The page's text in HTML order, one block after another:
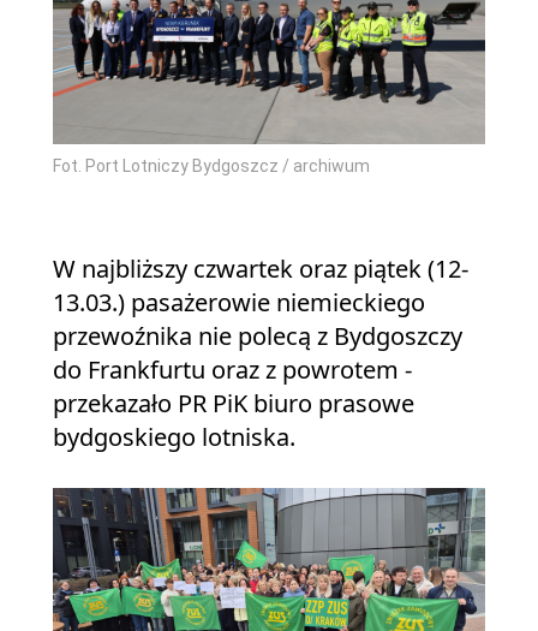
Fot. Port Lotniczy Bydgoszcz / archiwum
W najbliższy czwartek oraz piątek (12-
13.03.) pasażerowie niemieckiego
przewoźnika nie polecą z Bydgoszczy
do Frankfurtu oraz z powrotem -
przekazało PR PiK biuro prasowe
bydgoskiego lotniska.